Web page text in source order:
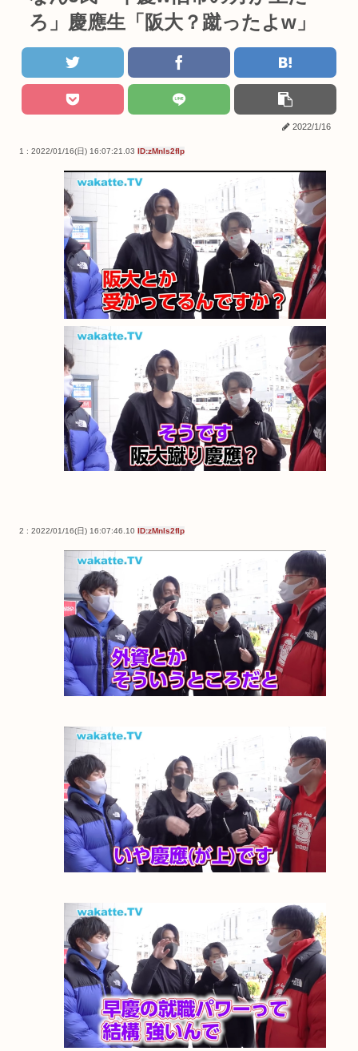
ろ」慶應生「阪大？蹴ったよw」
2022/1/16
1 : 2022/01/16(日) 16:07:21.03 ID:zMnls2flp
2 : 2022/01/16(日) 16:07:46.10 ID:zMnls2flp